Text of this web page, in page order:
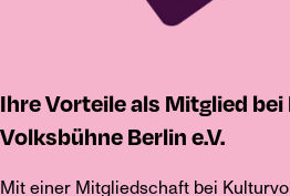
Ihre Vorteile als Mitglied
Volksbühne Berlin e.V.
Mit einer Mitgliedschaft bei